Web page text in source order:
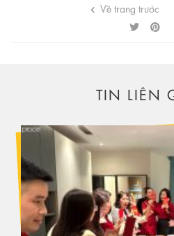
Về trang trước
TIN LIÊN